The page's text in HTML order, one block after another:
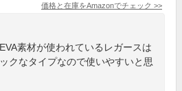
価格と在庫をAmazonでチェック >>
素材が使われているレガースは
クなタイプなので使いやすいと思